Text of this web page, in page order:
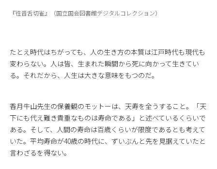
『徃昔舌切雀』（国立国会図書館デジタルコレクション）
たとえ時代はちがっても、人の生き方の本質は江戸時代も現代も
変わらない。人は皆、生まれた瞬間から死に向かって生きてい
る。それだから、人生は大きな意味をもつのだ。
香月牛山先生の保養観のモットーは、天寿を全うすること。「天
下にも代え難き貴重なものは寿命である」と述べているくらいで
ある。そして、人間の寿命は百歳くらいが限度であるとも考えて
いた。平均寿命が40歳の時代に、ずいぶんと先を見据えていたと
言わざるを得ない。